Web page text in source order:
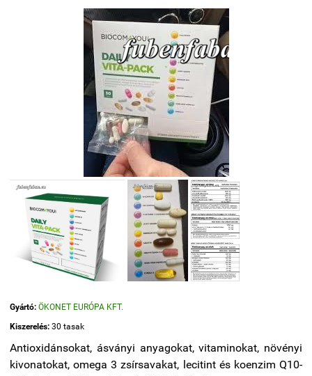
Gyártó: ÖKONET EURÓPA KFT.
Kiszerelés: 30 tasak
Antioxidánsokat, ásványi anyagokat, vitaminokat, növényi
kivonatokat, omega 3 zsírsavakat, lecitint és koenzim Q10-